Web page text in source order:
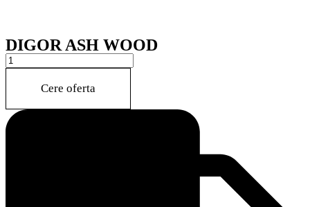
DIGOR ASH WOOD
DIGOR
ASH
Cere oferta